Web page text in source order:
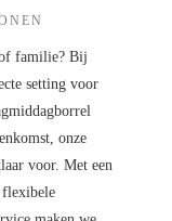
familie? Bij
setting voor
onze
voor. Met een
flexibele